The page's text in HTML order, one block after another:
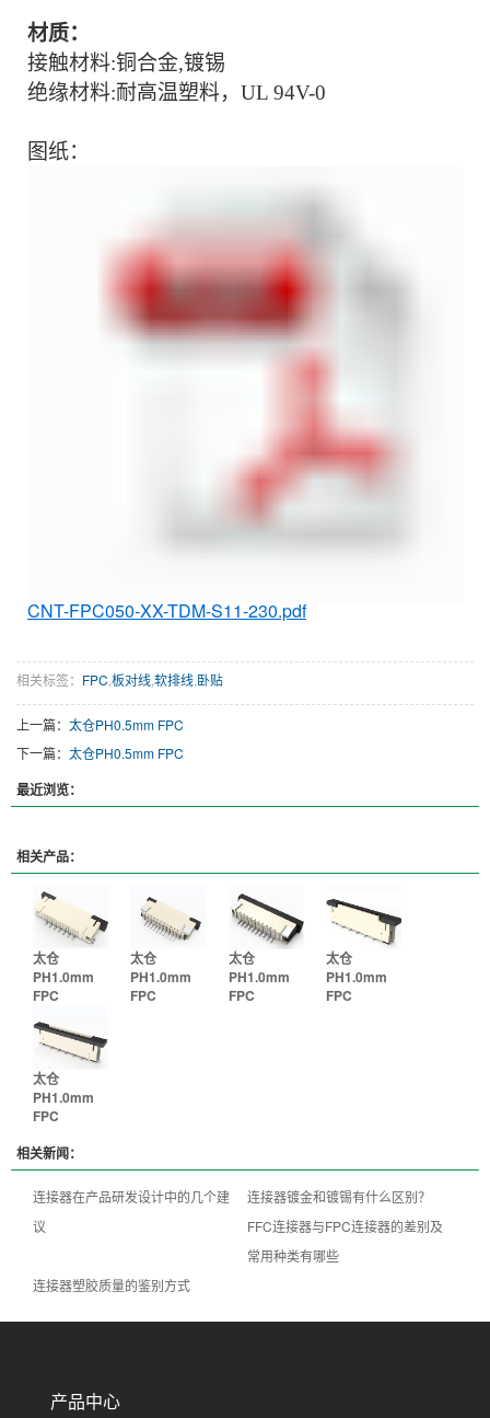
材质：
接触材料:铜合金,镀锡
绝缘材料:耐高温塑料，UL 94V-0
图纸：
CNT-FPC050-XX-TDM-S11-230.pdf
相关标签： FPC 板对线软排线 卧贴
上一篇： 太仓PH0.5mm FPC
下一篇： 太仓PH0.5mm FPC
最近浏览：
相关产品：
太仓
PH1.0mm
FPC
太仓
PH1.0mm
FPC
太仓
PH1.0mm
FPC
太仓
PH1.0mm
FPC
太仓
PH1.0mm
FPC
相关新闻：
连接器在产品研发设计中的几个建
议
连接器镀金和镀锡有什么区别？
FFC连接器与FPC连接器的差别及
常用种类有哪些
连接器塑胶质量的鉴别方式
产品中心